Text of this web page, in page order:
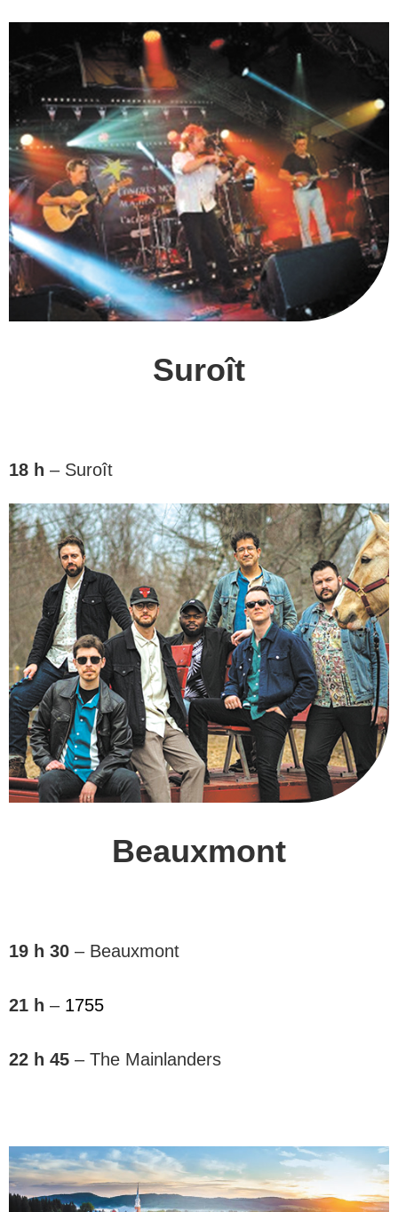
Suroît
18 h – Suroît
Beauxmont
19 h 30 – Beauxmont
21 h – 1755
22 h 45 – The Mainlanders